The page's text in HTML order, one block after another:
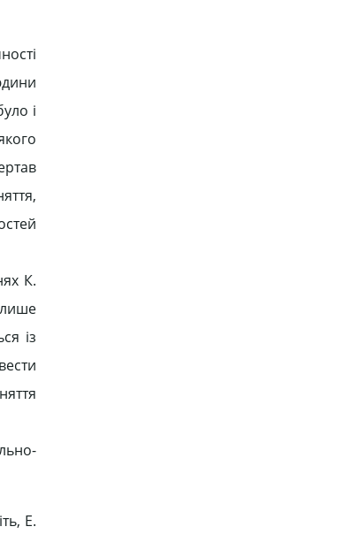
і
К.
лише
із
Е.